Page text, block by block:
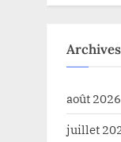
Archives
août 2026
juillet